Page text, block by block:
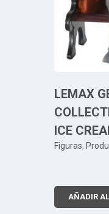
LEMAX
ICE
Figuras,
AÑADIR